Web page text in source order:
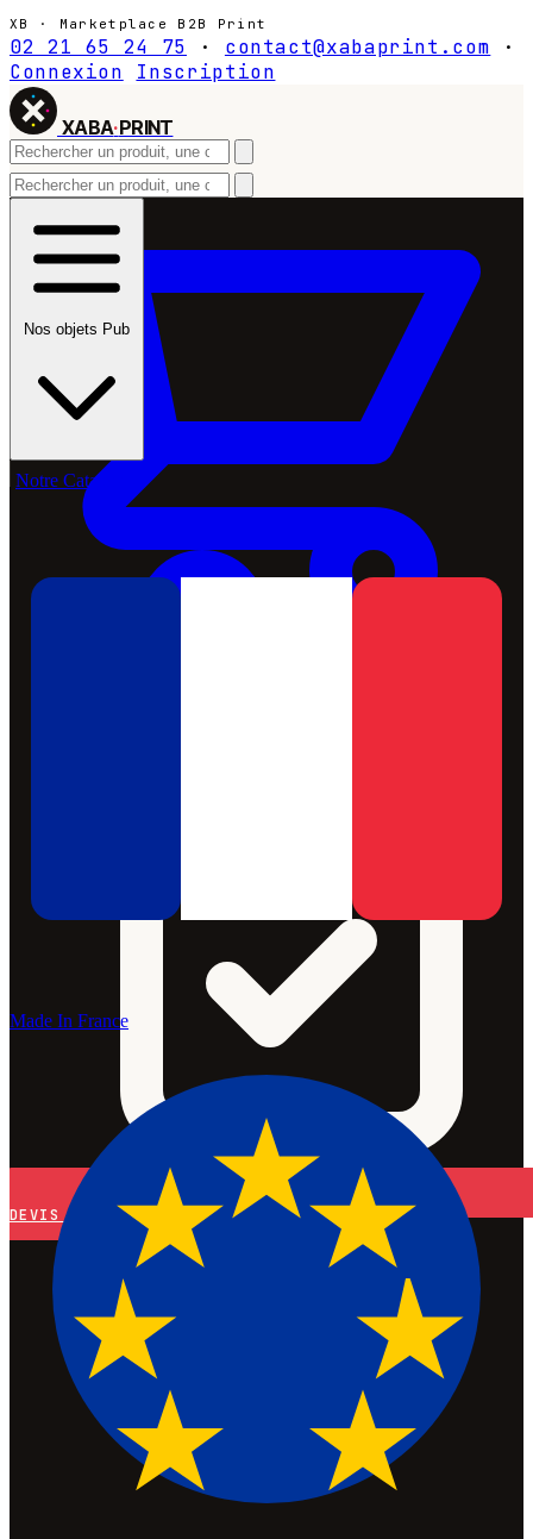
XB · Marketplace B2B Print
02 21 65 24 75 · contact@xabaprint.com
·
Connexion
Inscription
XABA·PRINT
DEVIS
Nos objets Pub
Notre Catalogue
Made In France